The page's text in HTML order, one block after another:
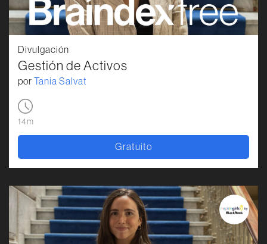
Divulgación
Gestión de Activos
por Tania Salvat
14m
Gratuito